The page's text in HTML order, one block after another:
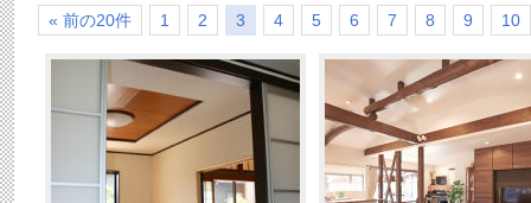
« 前の20件 1 2 3 4 5 6 7 8 9 10